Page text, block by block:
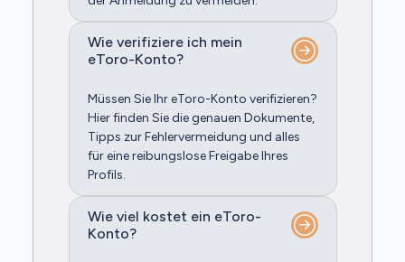
Wie verifiziere ich mein
eToro-Konto?
Müssen Sie Ihr eToro-Konto verifizieren?
Hier finden Sie die genauen Dokumente,
Tipps zur Fehlervermeidung und alles
für eine reibungslose Freigabe Ihres
Profils.
Wie viel kostet ein eToro-
Konto?